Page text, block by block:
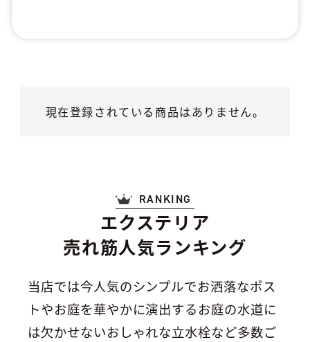
現在登録されている商品はありません。
エクステリア
売れ筋人気ランキング
RANKING
当店では今人気のシンプルでお洒落なポス
トやお庭を華やかに演出するお庭の水道に
は欠かせないおしゃれな立水栓など多数ご